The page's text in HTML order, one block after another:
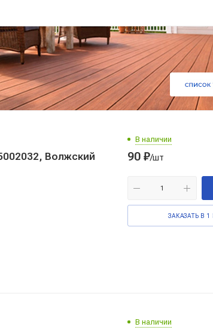
Волжский
В наличии
90 ₽/шт
ЗАКАЗАТЬ В
В наличии